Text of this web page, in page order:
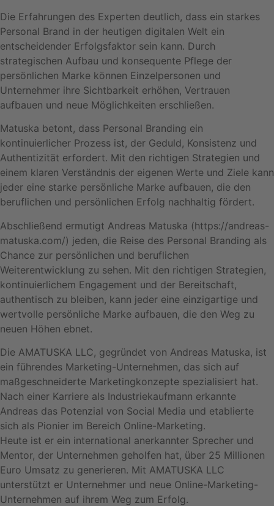
Die Erfahrungen des Experten deutlich, dass ein starkes
Personal Brand in der heutigen digitalen Welt ein
entscheidender Erfolgsfaktor sein kann. Durch
strategischen Aufbau und konsequente Pflege der
persönlichen Marke können Einzelpersonen und
Unternehmer ihre Sichtbarkeit erhöhen, Vertrauen
aufbauen und neue Möglichkeiten erschließen.
Matuska betont, dass Personal Branding ein
kontinuierlicher Prozess ist, der Geduld, Konsistenz und
Authentizität erfordert. Mit den richtigen Strategien und
einem klaren Verständnis der eigenen Werte und Ziele kann
jeder eine starke persönliche Marke aufbauen, die den
beruflichen und persönlichen Erfolg nachhaltig fördert.
Abschließend ermutigt Andreas Matuska (https://andreas-
matuska.com/) jeden, die Reise des Personal Branding als
Chance zur persönlichen und beruflichen
Weiterentwicklung zu sehen. Mit den richtigen Strategien,
kontinuierlichem Engagement und der Bereitschaft,
authentisch zu bleiben, kann jeder eine einzigartige und
wertvolle persönliche Marke aufbauen, die den Weg zu
neuen Höhen ebnet.
Die AMATUSKA LLC, gegründet von Andreas Matuska, ist
ein führendes Marketing-Unternehmen, das sich auf
maßgeschneiderte Marketingkonzepte spezialisiert hat.
Nach einer Karriere als Industriekaufmann erkannte
Andreas das Potenzial von Social Media und etablierte
sich als Pionier im Bereich Online-Marketing.
Heute ist er ein international anerkannter Sprecher und
Mentor, der Unternehmen geholfen hat, über 25 Millionen
Euro Umsatz zu generieren. Mit AMATUSKA LLC
unterstützt er Unternehmer und neue Online-Marketing-
Unternehmen auf ihrem Weg zum Erfolg.